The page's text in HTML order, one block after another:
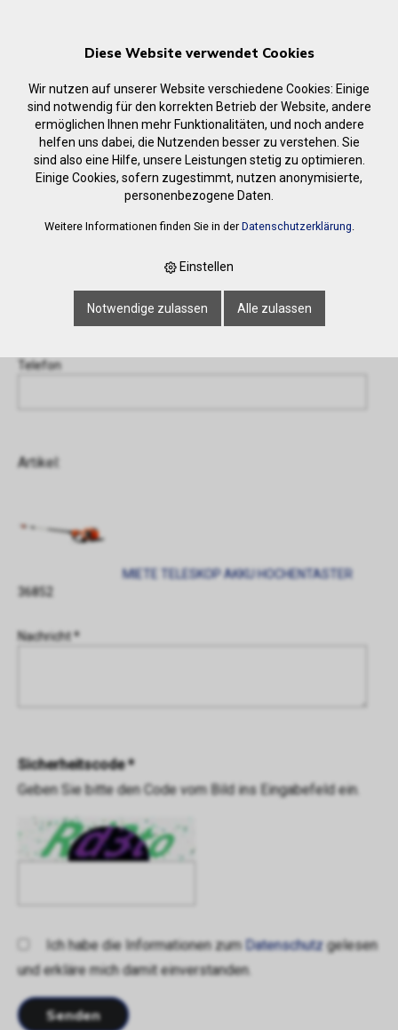
‹ Zurück
Anfrage
Telefon
Artikel:
MIETE TELESKOP AKKU HOCHENTASTER
36852
Nachricht *
Sicherheitscode *
Geben Sie bitte den Code vom Bild ins Eingabefeld ein.
Ich habe die Informationen zum Datenschutzgelesen
und erkläre mich damit einverstanden.
Diese Website verwendet Cookies
Wir nutzen auf unserer Website verschiedene Cookies: Einige
sind notwendig für den korrekten Betrieb der Website, andere
ermöglichen Ihnen mehr Funktionalitäten, und noch andere
helfen uns dabei, die Nutzenden besser zu verstehen. Sie
sind also eine Hilfe, unsere Leistungen stetig zu optimieren.
Einige Cookies, sofern zugestimmt, nutzen anonymisierte,
personenbezogene Daten.
Weitere Informationen finden Sie in der Datenschutzerklärung.
Einstellen
Notwendige zulassen Alle zulassen